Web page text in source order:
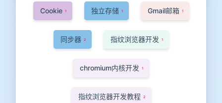
Cookie 1 独立存储 1 Gmail邮箱 1
同步器 2 指纹浏览器开发 1
chromium内核开发 1
指纹浏览器开发教程 2